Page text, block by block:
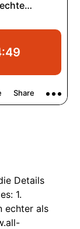
Details
1.
echter als